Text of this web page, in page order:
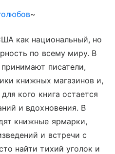
~
как национальный, но
по всему миру. В
писатели,
книжных магазинов и,
кого книга остается
и вдохновения. В
книжные ярмарки,
и встречи с
найти тихий уголок и